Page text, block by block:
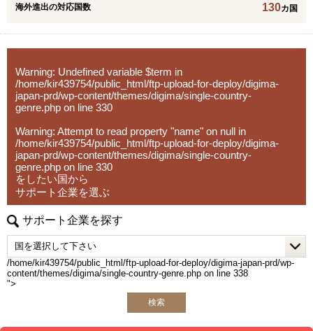
日本食に関する外食産業・小売業・卸売業について、新規
援を行います。
2.展示会等支援
日本食に関する事業を海外で展開する事を希望する方々
います。
【3】スポーツ大会支援事業
スポーツの分野において海外で活躍しようとする人材を育
成するために、国内で開催されるスポーツ大会の充実を図
ることが必要であることから、スポーツ大会を開催する団
体に対しての支援を行います。
財源
原則として、基本財産及び特定資産（奨学事業積立資金）
海外進出の対応国数
130カ国
Warning: Undefined variable $term in
/home/kir439754/public_html/ftp-upload-for-deploy/digima-
japan-prd/wp-content/themes/digima/single-country-
genre.php on line 330
Warning: Attempt to read property "name" on null in
/home/kir439754/public_html/ftp-upload-for-deploy/digima-
japan-prd/wp-content/themes/digima/single-country-
genre.php on line 330
をしたい国から
サポート企業を選ぶ
サポート企業を探す
/home/kir439754/public_html/ftp-upload-for-deploy/digima-japan-prd/wp-
content/themes/digima/single-country-genre.php on line 338
">
検索